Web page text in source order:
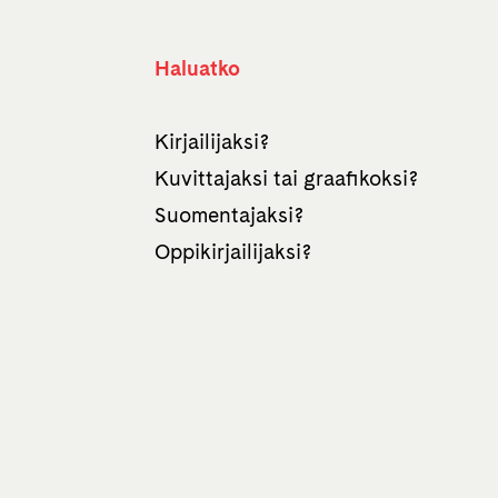
Haluatko
Kirjailijaksi?
Kuvittajaksi tai graafikoksi?
Suomentajaksi?
Oppikirjailijaksi?